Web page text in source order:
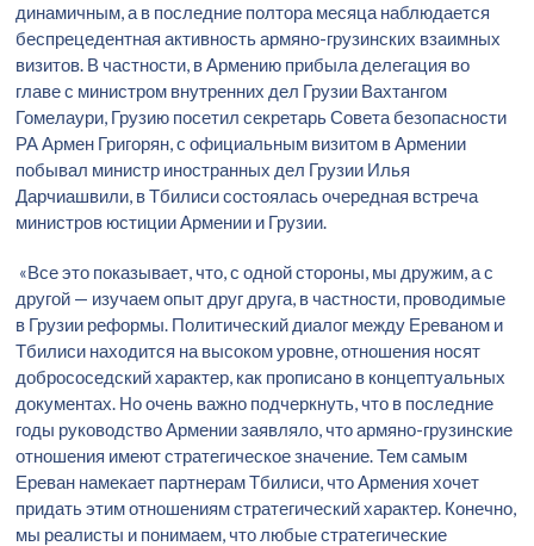
динамичным, а в последние полтора месяца наблюдается
беспрецедентная активность армяно-грузинских взаимных
визитов. В частности, в Армению прибыла делегация во
главе с министром внутренних дел Грузии Вахтангом
Гомелаури, Грузию посетил секретарь Совета безопасности
РА Армен Григорян, с официальным визитом в Армении
побывал министр иностранных дел Грузии Илья
Дарчиашвили, в Тбилиси состоялась очередная встреча
министров юстиции Армении и Грузии.
«Все это показывает, что, с одной стороны, мы дружим, а с
другой — изучаем опыт друг друга, в частности, проводимые
в Грузии реформы. Политический диалог между Ереваном и
Тбилиси находится на высоком уровне, отношения носят
добрососедский характер, как прописано в концептуальных
документах. Но очень важно подчеркнуть, что в последние
годы руководство Армении заявляло, что армяно-грузинские
отношения имеют стратегическое значение. Тем самым
Ереван намекает партнерам Тбилиси, что Армения хочет
придать этим отношениям стратегический характер. Конечно,
мы реалисты и понимаем, что любые стратегические